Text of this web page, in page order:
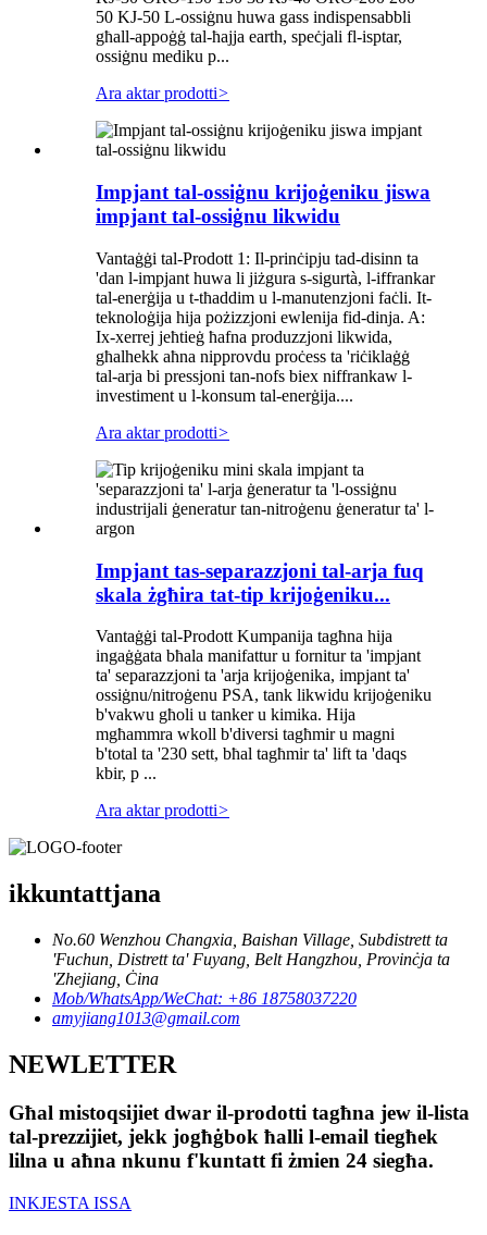
50 KJ-50 L-ossiġnu huwa gass indispensabbli
għall-appoġġ tal-ħajja earth, speċjali fl-isptar,
ossiġnu mediku p...
Ara aktar prodotti>
Impjant tal-ossiġnu krijoġeniku jiswa
impjant tal-ossiġnu likwidu
Vantaġġi tal-Prodott 1: Il-prinċipju tad-disinn ta
'dan l-impjant huwa li jiżgura s-sigurtà, l-iffrankar
tal-enerġija u t-tħaddim u l-manutenzjoni faċli. It-
teknoloġija hija pożizzjoni ewlenija fid-dinja. A:
Ix-xerrej jeħtieġ ħafna produzzjoni likwida,
għalhekk aħna nipprovdu proċess ta 'riċiklaġġ
tal-arja bi pressjoni tan-nofs biex niffrankaw l-
investiment u l-konsum tal-enerġija....
Ara aktar prodotti>
Impjant tas-separazzjoni tal-arja fuq
skala żgħira tat-tip krijoġeniku...
Vantaġġi tal-Prodott Kumpanija tagħna hija
ingaġġata bħala manifattur u fornitur ta 'impjant
ta' separazzjoni ta 'arja krijoġenika, impjant ta'
ossiġnu/nitroġenu PSA, tank likwidu krijoġeniku
b'vakwu għoli u tanker u kimika. Hija
mgħammra wkoll b'diversi tagħmir u magni
b'total ta '230 sett, bħal tagħmir ta' lift ta 'daqs
kbir, p ...
Ara aktar prodotti>
ikkuntattjana
No.60 Wenzhou Changxia, Baishan Village, Subdistrett ta
'Fuchun, Distrett ta' Fuyang, Belt Hangzhou, Provinċja ta
'Zhejiang, Ċina
Mob/WhatsApp/WeChat: +86 18758037220
amyjiang1013@gmail.com
NEWLETTER
Għal mistoqsijiet dwar il-prodotti tagħna jew il-lista
tal-prezzijiet, jekk jogħġbok ħalli l-email tiegħek
lilna u aħna nkunu f'kuntatt fi żmien 24 siegħa.
INKJESTA ISSA